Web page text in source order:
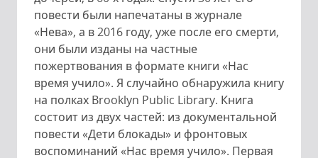
повести были напечатаны в журнале
«Нева», а в 2016 году, уже после его смерти,
они были изданы на частные
пожертвования в формате книги «Нас
время учило». Я случайно обнаружила книгу
на полках Brooklyn Public Library. Книга
состоит из двух частей: из документальной
повести «Дети блокады» и фронтовых
воспоминаний «Нас время учило». Первая